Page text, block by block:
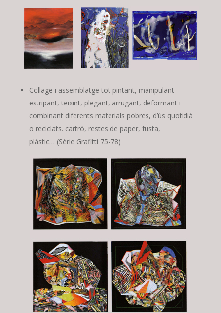
Collage i assemblatge tot pintant, manipulant
estripant, teixint, plegant, arrugant, deformant i
combinant diferents materials pobres, d’ús quotidià
o reciclats. cartró, restes de paper, fusta,
plàstic… (Sèrie Grafitti 75-78)